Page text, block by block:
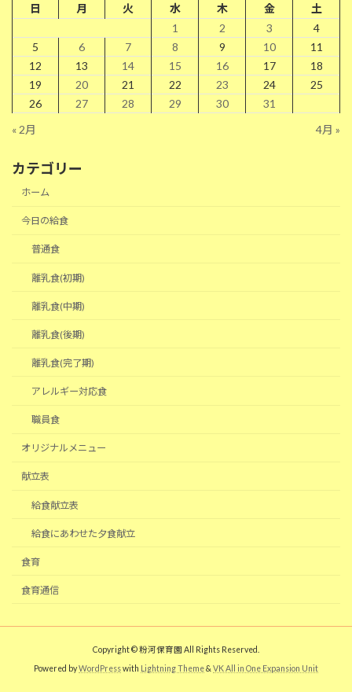
日
月 火 水 木 金
土
1
2 3
4
5
6 7 8 9 10
11
12
13 14 15 16 17
18
19
20 21 22 23 24
25
26
27 28 29 30
31
« 2月
4月 »
カテゴリー
ホーム
今日の給食
普通食
離乳食(初期)
離乳食(中期)
離乳食(後期)
離乳食(完了期)
アレルギー対応食
職員食
オリジナルメニュー
献立表
給食献立表
給食にあわせた夕食献立
食育
食育通信
Copyright © 粉河保育園 All Rights Reserved.
Powered byWordPresswith Lightning Theme&VK All in One Expansion Unit